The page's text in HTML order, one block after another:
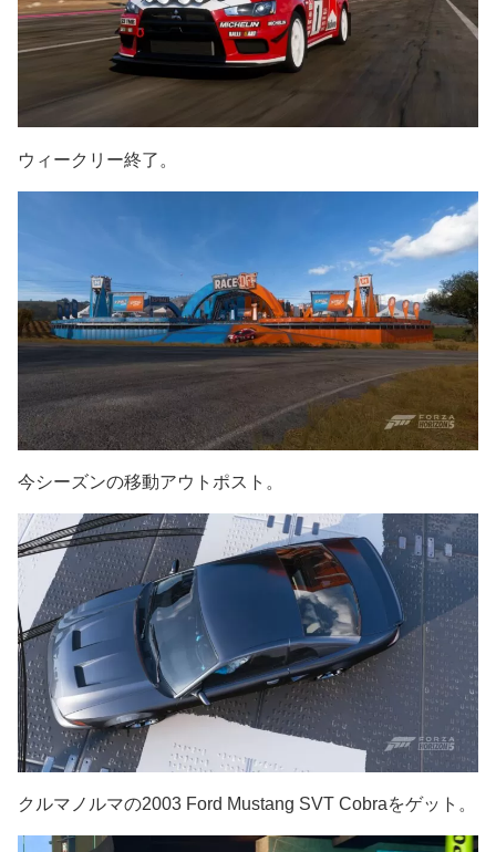
ウィークリー終了。
今シーズンの移動アウトポスト。
クルマノルマの2003 Ford Mustang SVT Cobraをゲット。